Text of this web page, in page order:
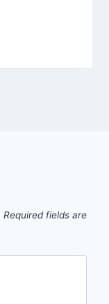
Required fields are